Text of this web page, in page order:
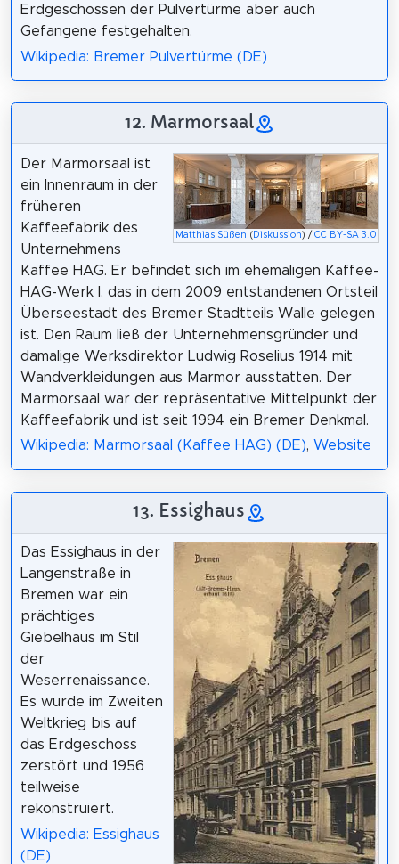
Erdgeschossen der Pulvertürme aber auch
Gefangene festgehalten.
Wikipedia: Bremer Pulvertürme (DE)
12. Marmorsaal
Matthias Süßen ( Diskussion ) / CC BY-SA 3.0
Der Marmorsaal ist
ein Innenraum in der
früheren
Kaffeefabrik des
Unternehmens
Kaffee HAG. Er befindet sich im ehemaligen Kaffee-
HAG-Werk I, das in dem 2009 entstandenen Ortsteil
Überseestadt des Bremer Stadtteils Walle gelegen
ist. Den Raum ließ der Unternehmensgründer und
damalige Werksdirektor Ludwig Roselius 1914 mit
Wandverkleidungen aus Marmor ausstatten. Der
Marmorsaal war der repräsentative Mittelpunkt der
Kaffeefabrik und ist seit 1994 ein Bremer Denkmal.
Wikipedia: Marmorsaal (Kaffee HAG) (DE), Website
13. Essighaus
Das Essighaus in der
Langenstraße in
Bremen war ein
prächtiges
Giebelhaus im Stil
der
Weserrenaissance.
Es wurde im Zweiten
Weltkrieg bis auf
das Erdgeschoss
zerstört und 1956
teilweise
rekonstruiert.
Wikipedia: Essighaus
(DE)